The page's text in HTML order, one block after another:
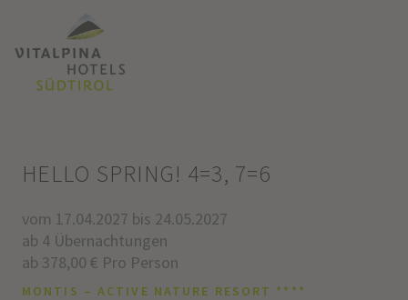
HELLO SPRING! 4=3, 7=6
vom 17.04.2027 bis 24.05.2027
ab 4 Übernachtungen
ab 378,00 € Pro Person
MONTIS – ACTIVE NATURE RESORT ****